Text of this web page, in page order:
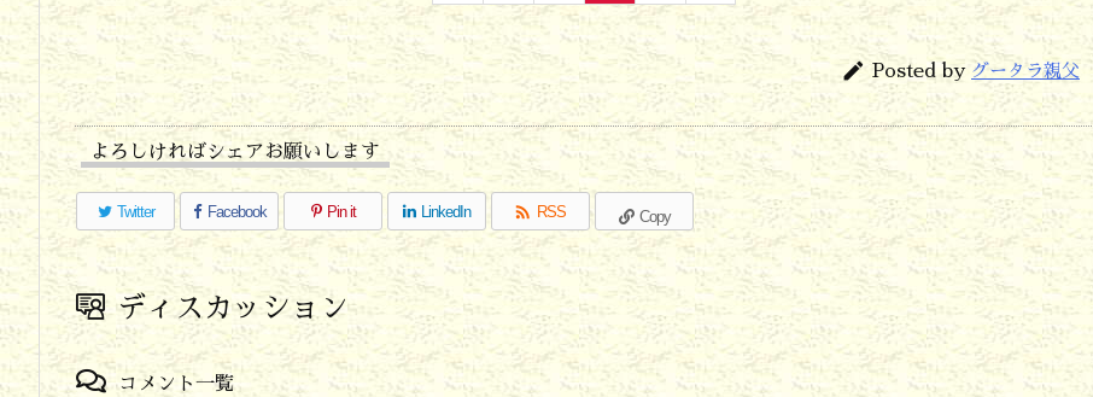
き
る
委
託
先
を
選
び
ま
し
 Posted by グータラ親父
よろしければシェアお願いします
Twitter Facebook Pin it LinkedIn  RSS Copy
ディスカッション
コメント一覧